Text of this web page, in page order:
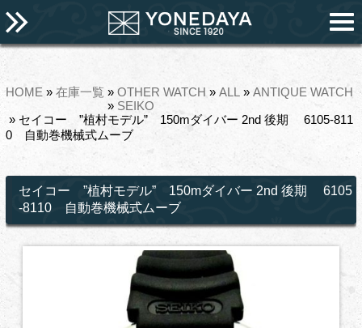
HOME » 在庫一覧 » OTHER WATCH » ALL » ANTIQUE WATCH
» SEIKO
» セイコー ”植村モデル” 150mダイバー 2nd 後期 6105-811
0 自動巻機械式ムーブ
セイコー ”植村モデル” 150mダイバー 2nd 後期 6105
-8110 自動巻機械式ムーブ